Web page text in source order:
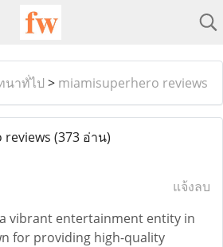
นาทั่ไป > miamisuperhero reviews
(373 อ่าน)
แจ้งลบ
vibrant entertainment entity in
for providing high-quality